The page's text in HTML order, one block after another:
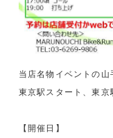
当店名物イベントの山
東京駅スタート、東京
【開催日】